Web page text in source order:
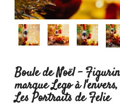
Boule de Noël -
marque Lego à
Les Portraits de Felie